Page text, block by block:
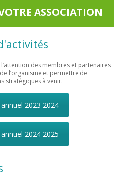
ASSOCIATION
des membres et partenaires
l’organisme et permettre de
stratégiques à venir.
2023-2024
2024-2025